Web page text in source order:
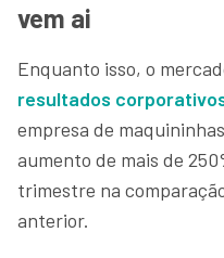
vem ai
Enquanto isso, o
resultados
empresa de
aumento de mais de
trimestre na
anterior.